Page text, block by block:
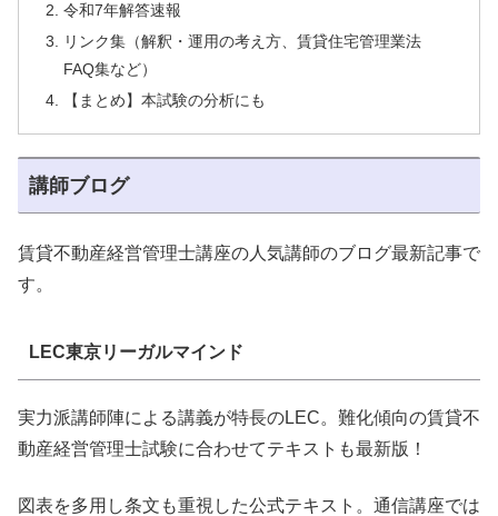
令和7年解答速報
リンク集（解釈・運用の考え方、賃貸住宅管理業法
FAQ集など）
【まとめ】本試験の分析にも
講師ブログ
賃貸不動産経営管理士講座の人気講師のブログ最新記事で
す。
LEC東京リーガルマインド
実力派講師陣による講義が特長のLEC。難化傾向の賃貸不
動産経営管理士試験に合わせてテキストも最新版！
図表を多用し条文も重視した公式テキスト。通信講座では